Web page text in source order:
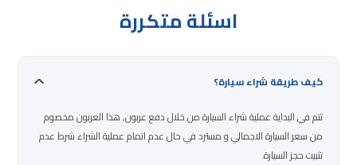
اسئلة متكررة
كيف طريقة شراء سيارة؟
تتم في البداية عملية شراء السيارة من خلال دفع عربون, هذا العربون مخصوم
من سعر السيارة الاجمالي و مسترد في حال عدم اتمام عملية الشراء شرط عدم
تثبيت حجز السيارة.